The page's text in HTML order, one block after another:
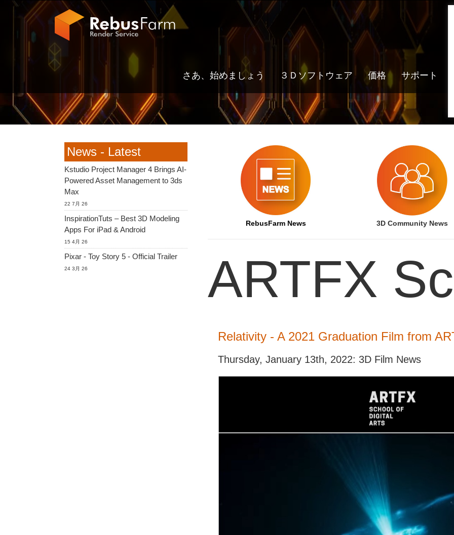
さあ、始めましょう ３Ｄソフトウェア 価格 サポート
RebusFarm News 3D Community News
ARTFX
Relativity - A 2021 Graduation Film from
Thursday, January 13th, 2022: 3D Film News
News - Latest
Kstudio Project Manager 4 Brings AI-
Powered Asset Management to 3ds
Max
22 7月 26
InspirationTuts – Best 3D Modeling
Apps For iPad & Android
15 4月 26
Pixar - Toy Story 5 - Official Trailer
24 3月 26